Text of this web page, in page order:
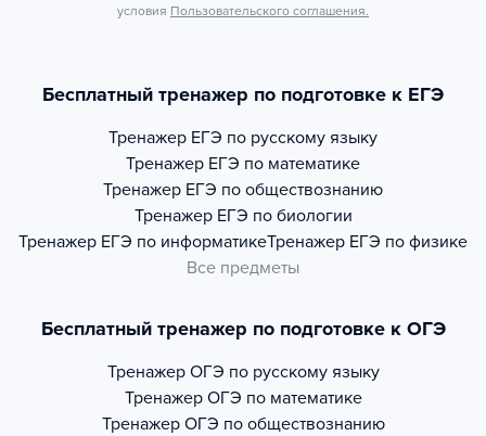
условия Пользовательского соглашения.
Бесплатный тренажер по подготовке к ЕГЭ
Тренажер ЕГЭ по русскому языку
Тренажер ЕГЭ по математике
Тренажер ЕГЭ по обществознанию
Тренажер ЕГЭ по биологии
Тренажер ЕГЭ по информатикеТренажер ЕГЭ по физике
Все предметы
Бесплатный тренажер по подготовке к ОГЭ
Тренажер ОГЭ по русскому языку
Тренажер ОГЭ по математике
Тренажер ОГЭ по обществознанию